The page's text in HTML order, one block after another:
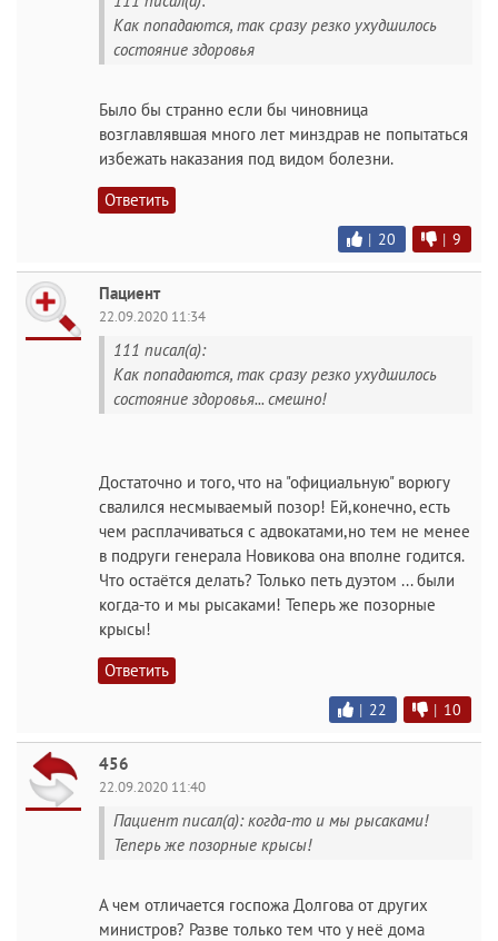
Как попадаются, так сразу резко ухудшилось
состояние здоровья
Было бы странно если бы чиновница
возглавлявшая много лет минздрав не попытаться
избежать наказания под видом болезни.
Ответить
| 20 | 9
Пациент
22.09.2020 11:34
111 писал(а):
Как попадаются, так сразу резко ухудшилось
состояние здоровья... смешно!
Достаточно и того, что на "официальную" ворюгу
свалился несмываемый позор! Ей,конечно, есть
чем расплачиваться с адвокатами,но тем не менее
в подруги генерала Новикова она вполне годится.
Что остаётся делать? Только петь дуэтом ... были
когда-то и мы рысаками! Теперь же позорные
крысы!
Ответить
| 22 | 10
456
22.09.2020 11:40
Пациент писал(а): когда-то и мы рысаками!
Теперь же позорные крысы!
А чем отличается госпожа Долгова от других
министров? Разве только тем что у неё дома